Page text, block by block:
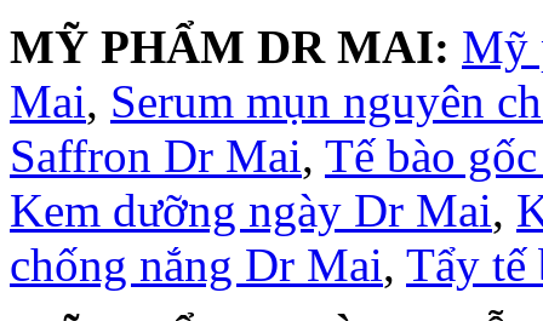
MỸ PHẨM DR MAI: Mỹ
Mai, Serum mụn nguyên
Saffron Dr Mai, Tế bào
Kem dưỡng ngày Dr Mai,
chống nắng Dr Mai, Tẩy tế